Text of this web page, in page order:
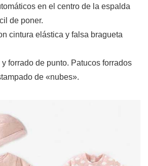
en el centro de la espalda
de poner.
cintura elástica y falsa bragueta
forrado de punto. Patucos forrados
de «nubes».